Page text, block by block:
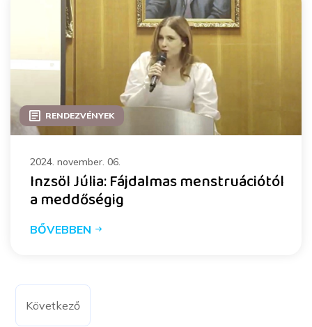
RENDEZVÉNYEK
2024. november. 06.
Inzsöl Júlia: Fájdalmas menstruációtól
a meddőségig
BŐVEBBEN
Következő